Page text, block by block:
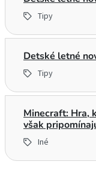
Tipy
Detské letné
Tipy
Minecraft: Hra,
však
Iné